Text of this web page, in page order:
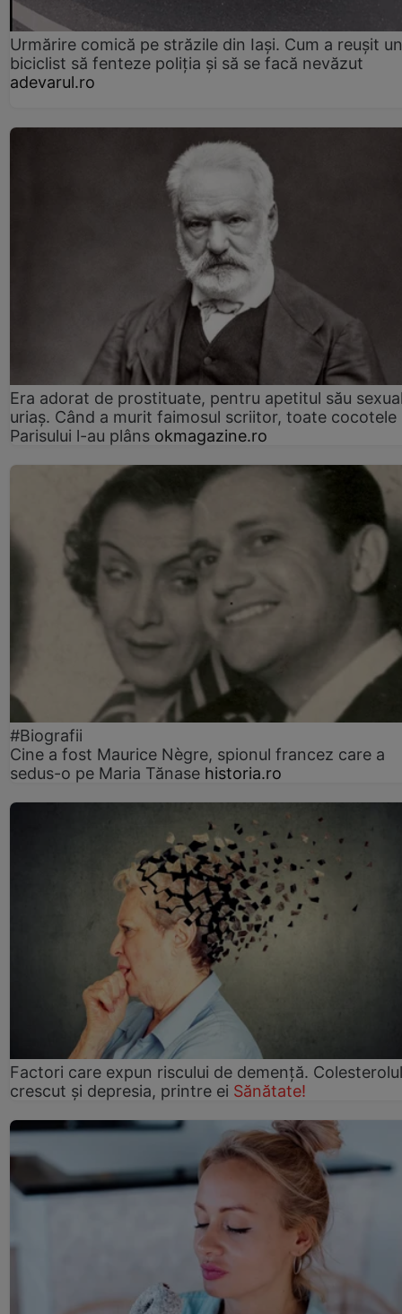
Urmărire comică pe străzile din Iași. Cum a reușit un
biciclist să fenteze poliția și să se facă nevăzut
adevarul.ro
Era adorat de prostituate, pentru apetitul său
uriaș. Când a murit faimosul scriitor, toate cocotele
Parisului l-au plâns okmagazine.ro
#Biografii
Cine a fost Maurice Nègre, spionul francez care a
sedus-o pe Maria Tănase historia.ro
Factori care expun riscului de demență. Colesterolul
crescut şi depresia, printre ei Sănătate!